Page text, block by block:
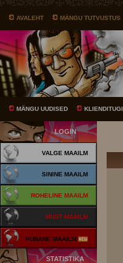
AVALEHT MÄNGU TUTVUSTUS
MÄNGU UUDISED KLIENDITUGI
LOGIN
VALGE MAAILM
SININE MAAILM
ROHELINE MAAILM
MUST MAAILM
PUNANE MAAILM
STATISTIKA